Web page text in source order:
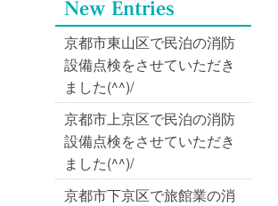
京都市東山区で民泊の消防
設備点検をさせていただき
ました(^^)/
京都市上京区で民泊の消防
設備点検をさせていただき
ました(^^)/
京都市下京区で旅館業の消